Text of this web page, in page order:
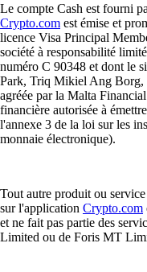
Le compte Cash est fourni
Crypto.com est émise et
licence Visa Principal
société à responsabilité
numéro C 90348 et dont le
Park, Triq Mikiel Ang Borg,
agréée par la Malta
financière autorisée à
l'annexe 3 de la loi sur les
monnaie électronique).
Tout autre produit ou
sur l'application Crypto.com
et ne fait pas partie des
Limited ou de Foris MT